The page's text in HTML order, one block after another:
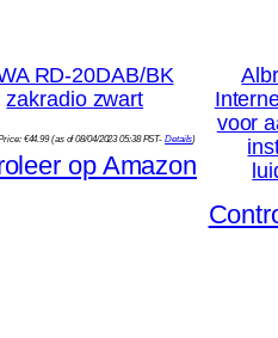
RD-20DAB/BK
zakradio zwart
€44.99(as of 08/04/2023 05:38 PST-Details)
op Amazon
voor